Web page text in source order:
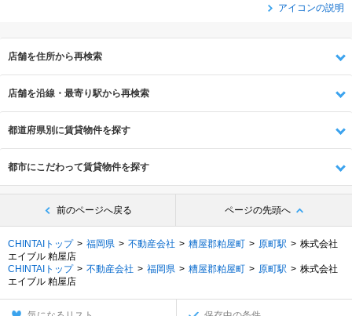
アイコンの説明
店舗を住所から再検索
店舗を沿線・最寄り駅から再検索
都道府県別に賃貸物件を探す
都市にこだわって賃貸物件を探す
前のページへ戻る ページの先頭へ
CHINTAIトップ 福岡県 不動産会社 糟屋郡粕屋町 原町駅
株式会社
エイブル 粕屋店
CHINTAIトップ
不動産会社 福岡県 糟屋郡粕屋町 原町駅
株式会社
エイブル 粕屋店